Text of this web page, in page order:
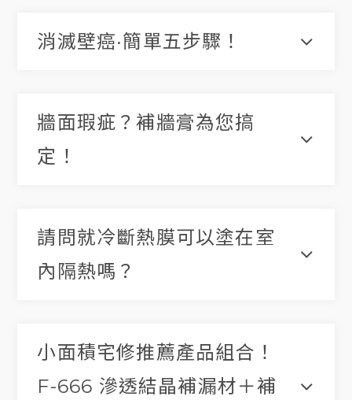
消滅壁癌·簡單五步驟！
牆面瑕疵？補牆膏為您搞
定！
請問就冷斷熱膜可以塗在室
內隔熱嗎？
小面積宅修推薦產品組合！
F-666 滲透結晶補漏材＋補